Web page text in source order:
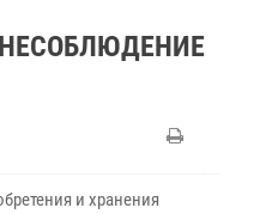
и хранения